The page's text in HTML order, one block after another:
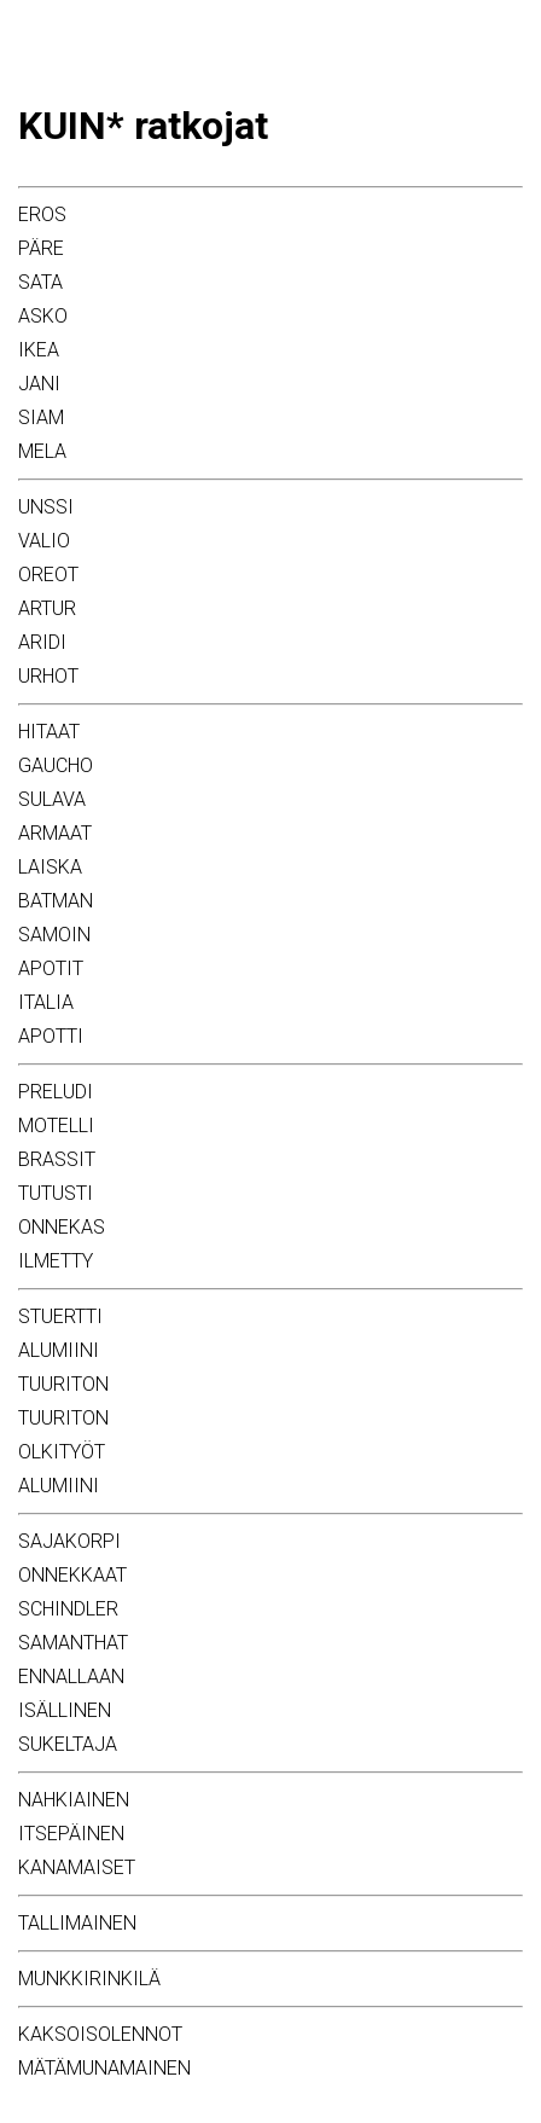
KUIN* ratkojat
EROS
PÄRE
SATA
ASKO
IKEA
JANI
SIAM
MELA
UNSSI
VALIO
OREOT
ARTUR
ARIDI
URHOT
HITAAT
GAUCHO
SULAVA
ARMAAT
LAISKA
BATMAN
SAMOIN
APOTIT
ITALIA
APOTTI
PRELUDI
MOTELLI
BRASSIT
TUTUSTI
ONNEKAS
ILMETTY
STUERTTI
ALUMIINI
TUURITON
TUURITON
OLKITYÖT
ALUMIINI
SAJAKORPI
ONNEKKAAT
SCHINDLER
SAMANTHAT
ENNALLAAN
ISÄLLINEN
SUKELTAJA
NAHKIAINEN
ITSEPÄINEN
KANAMAISET
TALLIMAINEN
MUNKKIRINKILÄ
KAKSOISOLENNOT
MÄTÄMUNAMAINEN